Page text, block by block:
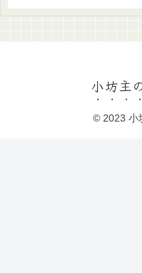
小坊主
© 2023 小